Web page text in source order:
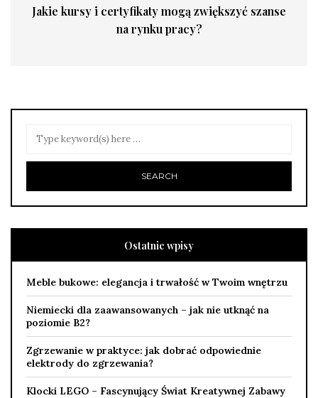
Jakie kursy i certyfikaty mogą zwiększyć szanse
na rynku pracy?
Ostatnie wpisy
Meble bukowe: elegancja i trwałość w Twoim wnętrzu
Niemiecki dla zaawansowanych – jak nie utknąć na
poziomie B2?
Zgrzewanie w praktyce: jak dobrać odpowiednie
elektrody do zgrzewania?
Klocki LEGO – Fascynujący Świat Kreatywnej Zabawy